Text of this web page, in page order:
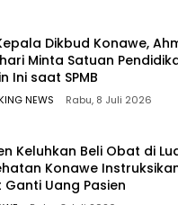
Dikbud Konawe,
Minta Satuan
Ini saat SPMB
NEWS Rabu, 8 Juli 2026
Keluhkan Beli Obat di
Konawe
Ganti Uang Pasien